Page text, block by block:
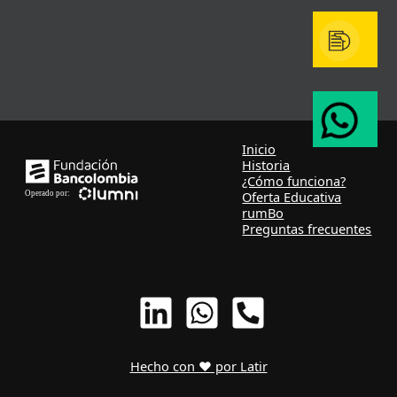
Inicio
Historia
¿Cómo funciona?
Oferta Educativa
rumBo
Preguntas frecuentes
Hecho con ❤ por Latir